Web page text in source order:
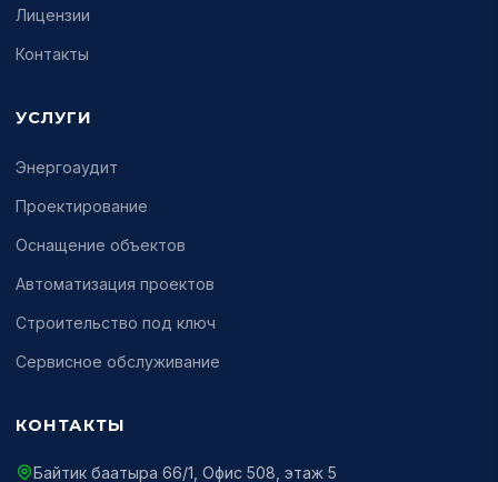
Лицензии
Контакты
УСЛУГИ
Энергоаудит
Проектирование
Оснащение объектов
Автоматизация проектов
Строительство под ключ
Сервисное обслуживание
КОНТАКТЫ
Байтик баатыра 66/1, Офис 508, этаж 5